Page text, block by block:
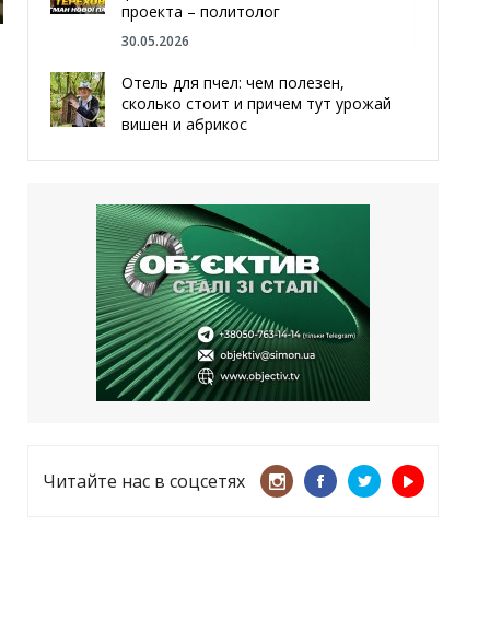
проекта – политолог
30.05.2026
Отель для пчел: чем полезен,
сколько стоит и причем тут урожай
вишен и абрикос
Чугуева, города, который устоял,
несмотря ни на что
21.05.2026
«ТЦК нарушает закон? Пусть
платят!» Как благодаря штрафу
женщину сняли с учета
15.05.2026
Читайте нас в соцсетях